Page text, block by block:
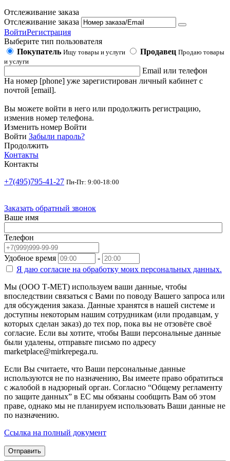
Отслеживание заказа
Отслеживание заказа
ВойтиРегистрация
Выберите тип пользователя
Покупатель Ищу товары и услуги Продавец Продаю товары
и услуги
Email или телефон
На номер [phone] уже зарегистирован личный кабинет с
почтой [email].
Вы можете войти в него или продолжить регистрацию,
изменив номер телефона.
Изменить номер Войти
Войти Забыли пароль?
Продолжить
Контакты
Контакты
+7(495)795-41-27 Пн-Пт: 9:00-18:00
Заказать обратный звонок
Ваше имя
Телефон
Удобное время
-
Я даю согласие на обработку моих персональных данных.
Мы (ООО Т-МЕТ) используем ваши данные, чтобы
впоследствии связаться с Вами по поводу Вашего запроса или
для обсуждения заказа. Данные хранятся в нашей системе и
доступны некоторым нашим сотрудникам (или продавцам, у
которых сделан заказ) до тех пор, пока вы не отзовёте своё
согласие. Если вы хотите, чтобы Ваши персональные данные
были удалены, отправьте письмо по адресу
marketplace@mirkrepega.ru.
Если Вы считаете, что Ваши персональные данные
используются не по назначению, Вы имеете право обратиться
с жалобой в надзорный орган. Согласно “Общему регламенту
по защите данных” в ЕС мы обязаны сообщить Вам об этом
праве, однако мы не планируем использовать Ваши данные не
по назначению.
Ссылка на полный документ
Отправить